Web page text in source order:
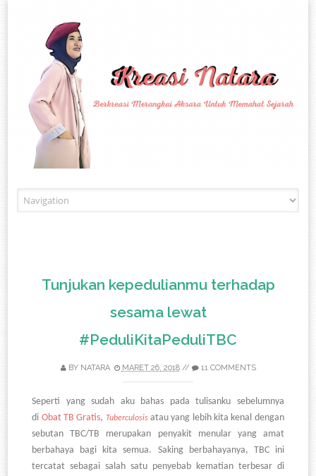
Tunjukan kepedulianmu terhadap
sesama lewat
#PeduliKitaPeduliTBC
BY NATARA MARET 26, 2018// 11 COMMENTS
Seperti yang sudah aku bahas pada tulisanku sebelumnya
di Obat TB Gratis, Tuberculosisatau yang lebih kita kenal dengan
sebutan TBC/TB merupakan penyakit menular yang amat
berbahaya bagi kita semua. Saking berbahayanya, TBC ini
tercatat sebagai salah satu penyebab kematian terbesar di